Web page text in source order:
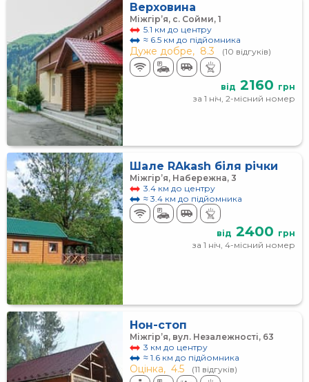
Верховина
Міжгір’я, с. Сойми, 1
5.1 км до центру
≈ 6.5 км до підйомника
Дуже добре, 8.3 (10 відгуків)
від 2160 грн
за 1 ніч, 2-місний номер
Шале RAkash біля річки
Міжгір’я, Набережна, 3
3.4 км до центру
≈ 3.4 км до підйомника
від 2400 грн
за 1 ніч, 4-місний номер
Нон-стоп
Міжгір’я, вул. Незалежності, 63
3 км до центру
≈ 1.6 км до підйомника
Оцінка, 4.5 (11 відгуків)